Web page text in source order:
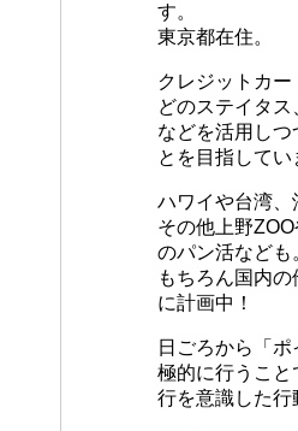
す。
東京都在住。
クレジットカ
どのステイタ
などを活用しつ
とを目指してい
ハワイや台湾、
その他上野
のパン活なども
もちろん国内
に計画中！
日ごろから「
極的に行うこと
行を意識した行